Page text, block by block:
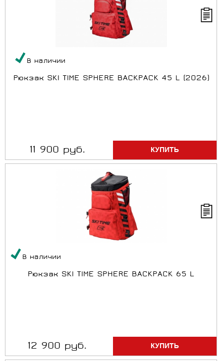
В наличии
Рюкзак SKI TIME SPHERE BACKPACK 45 L (2026)
11 900 руб.
В наличии
Рюкзак SKI TIME SPHERE BACKPACK 65 L
12 900 руб.